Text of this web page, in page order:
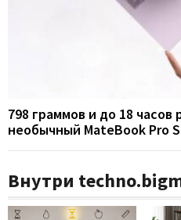
798 граммов и до 18 часов
необычный MateBook Pro S
Внутри